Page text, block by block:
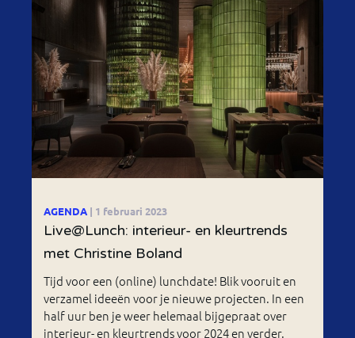
AGENDA | 1 februari 2023
Live@Lunch: interieur- en kleurtrends
met Christine Boland
Tijd voor een (online) lunchdate! Blik vooruit en
verzamel ideeën voor je nieuwe projecten. In een
half uur ben je weer helemaal bijgepraat over
interieur- en kleurtrends voor 2024 en verder.